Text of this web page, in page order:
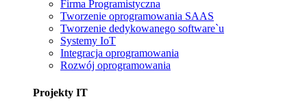
Firma Programistyczna
Tworzenie oprogramowania SAAS
Tworzenie dedykowanego software`u
Systemy IoT
Integracja oprogramowania
Rozwój oprogramowania
Projekty IT